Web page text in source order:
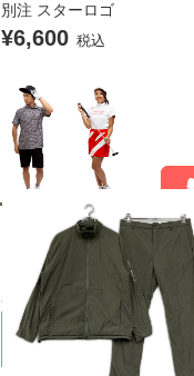
別注 スターロゴ
¥6,600 税込
UNITED ARROWS/ユナイテッ